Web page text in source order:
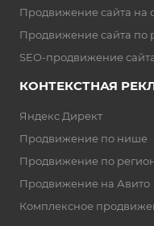
Продвижение сайта на
Продвижение сайта по
SEO-продвижение
КОНТЕКСТНАЯ
Яндекс Директ
Продвижение по нише
Продвижение по
Продвижение на Авито
Комплексное